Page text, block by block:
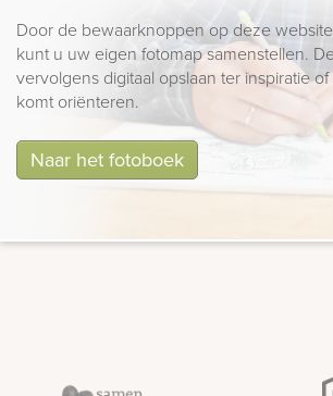
Door de bewaarknoppen op deze
kunt u uw eigen fotomap samenstellen.
vervolgens digitaal opslaan ter inspiratie
komt oriënteren.
Naar het fotoboek